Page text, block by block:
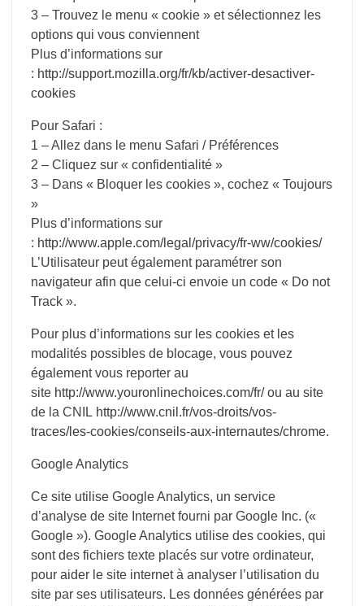
3 – Trouvez le menu « cookie » et sélectionnez les
options qui vous conviennent
Plus d’informations sur
: http://support.mozilla.org/fr/kb/activer-desactiver-
cookies
Pour Safari :
1 – Allez dans le menu Safari / Préférences
2 – Cliquez sur « confidentialité »
3 – Dans « Bloquer les cookies », cochez « Toujours
»
Plus d’informations sur
: http://www.apple.com/legal/privacy/fr-ww/cookies/
L’Utilisateur peut également paramétrer son
navigateur afin que celui-ci envoie un code « Do not
Track ».
Pour plus d’informations sur les cookies et les
modalités possibles de blocage, vous pouvez
également vous reporter au
site http://www.youronlinechoices.com/fr/ou au site
de la CNIL http://www.cnil.fr/vos-droits/vos-
traces/les-cookies/conseils-aux-internautes/chrome.
Google Analytics
Ce site utilise Google Analytics, un service
d’analyse de site Internet fourni par Google Inc. («
Google »). Google Analytics utilise des cookies, qui
sont des fichiers texte placés sur votre ordinateur,
pour aider le site internet à analyser l’utilisation du
site par ses utilisateurs. Les données générées par